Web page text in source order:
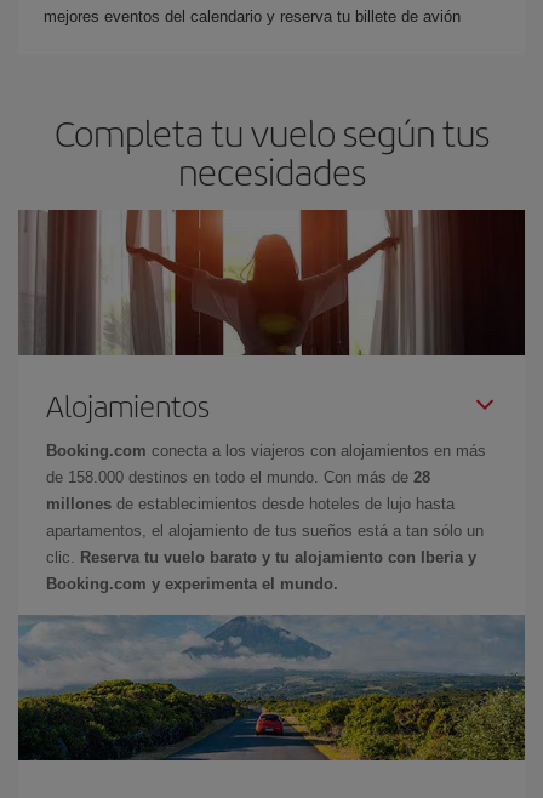
mejores eventos del calendario y reserva tu billete de avión
Completa tu vuelo según tus
necesidades
Alojamientos
Booking.com conecta a los viajeros con alojamientos en más
de 158.000 destinos en todo el mundo. Con más de 28
millones de establecimientos desde hoteles de lujo hasta
apartamentos, el alojamiento de tus sueños está a tan sólo un
clic.
Reserva tu vuelo barato y tu alojamiento con Iberia y
Booking.com y experimenta el mundo.